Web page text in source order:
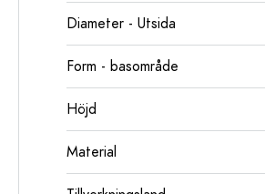
Diameter - Utsida
Form - basområde
Höjd
Material